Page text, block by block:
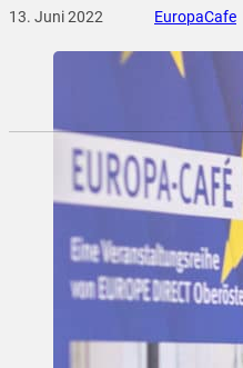
13. Juni 2022 EuropaCafe